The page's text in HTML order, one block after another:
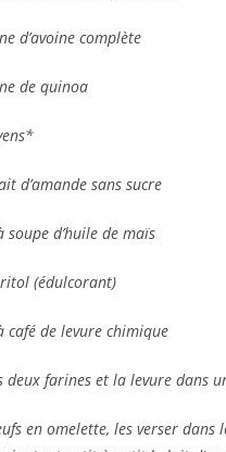
d’avoine complète
de quinoa
d’amande sans sucre
soupe d’huile de maïs
(édulcorant)
café de levure chimique
deux farines et la levure dans
en omelette, les verser dans